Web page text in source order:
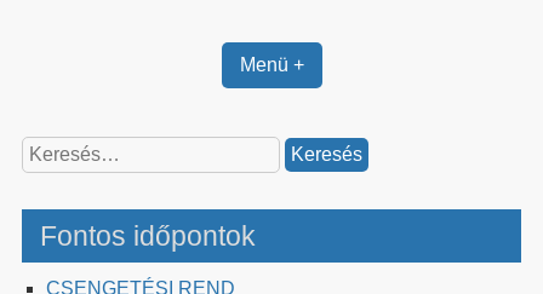
Menü +
Keresés:
Fontos időpontok
CSENGETÉSI REND